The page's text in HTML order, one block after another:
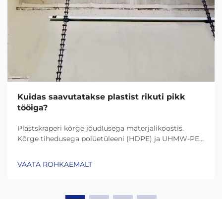
Kuidas saavutatakse plastist rikuti pikk
tööiga?
Plastskraperi kõrge jõudlusega materjalikoostis.
Kõrge tihedusega polüetüleeni (HDPE) ja UHMW-PE
palju kauem tänu materjalidele nagu HDPE (kõrge
VAATA ROHKAEMALT